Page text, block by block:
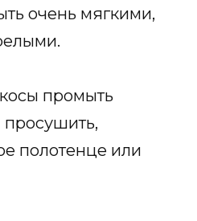
очень мягкими,
промыть
полотенце или